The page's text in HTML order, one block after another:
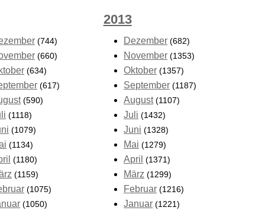
(744)
(660)
(634)
(617)
(590)
(1118)
(1079)
(1134)
(1180)
(1159)
(1075)
(1050)
2013
Dezember (682)
November (1353)
Oktober (1357)
September (1187)
August (1107)
Juli (1432)
Juni (1328)
Mai (1279)
April (1371)
März (1299)
Februar (1216)
Januar (1221)